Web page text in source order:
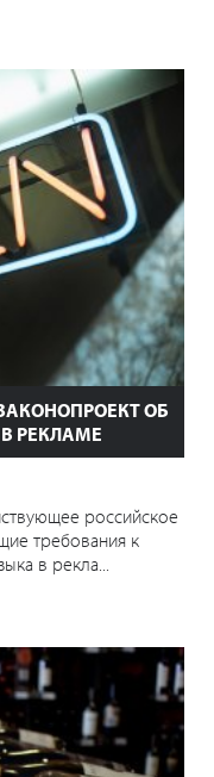
ОБ
РЕКЛАМЕ
российское
требования к
в рекла...